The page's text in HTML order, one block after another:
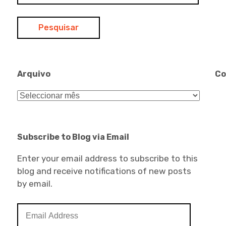
Arquivo
Arquivo
Subscribe to Blog via Email
Enter your email address to subscribe to this
blog and receive notifications of new posts
by email.
Address